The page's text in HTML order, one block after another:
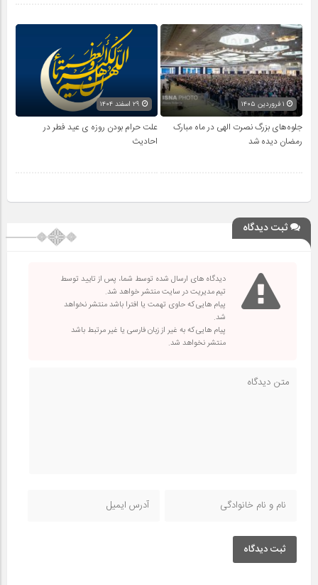
جلوه‌های بزرگ نصرت الهی در ماه مبارک
رمضان دیده شد
علت حرام بودن روزه ی عید فطر در
احادیث
ثبت دیدگاه
دیدگاه های ارسال شده توسط شما، پس از تایید توسط
تیم مدیریت در سایت منتشر خواهد شد.
پیام هایی که حاوی تهمت یا افترا باشد منتشر نخواهد
شد.
پیام هایی که به غیر از زبان فارسی یا غیر مرتبط باشد
منتشر نخواهد شد.
ثبت دیدگاه